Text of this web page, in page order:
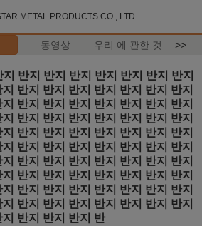
METAL PRODUCTS CO., LTD
동영상 우리 에 관한 것 >>
반지 반지 반지 반지 반지 반지 반지
반지 반지 반지 반지 반지 반지 반지
반지 반지 반지 반지 반지 반지 반지
반지 반지 반지 반지 반지 반지 반지
반지 반지 반지 반지 반지 반지 반지
반지 반지 반지 반지 반지 반지 반지
반지 반지 반지 반지 반지 반지 반지
반지 반지 반지 반지 반지 반지 반지
반지 반지 반지 반지 반지 반지 반지
반지 반지 반지 반지 반지 반지 반지
반지 반지 반지 반